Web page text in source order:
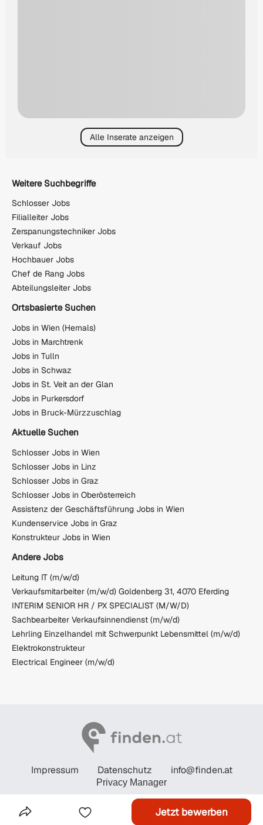
Alle Inserate anzeigen
Weitere Suchbegriffe
Schlosser Jobs
Filialleiter Jobs
Zerspanungstechniker Jobs
Verkauf Jobs
Hochbauer Jobs
Chef de Rang Jobs
Abteilungsleiter Jobs
Ortsbasierte Suchen
Jobs in Wien (Hernals)
Jobs in Marchtrenk
Jobs in Tulln
Jobs in Schwaz
Jobs in St. Veit an der Glan
Jobs in Purkersdorf
Jobs in Bruck-Mürzzuschlag
Aktuelle Suchen
Schlosser Jobs in Wien
Schlosser Jobs in Linz
Schlosser Jobs in Graz
Schlosser Jobs in Oberösterreich
Assistenz der Geschäftsführung Jobs in Wien
Kundenservice Jobs in Graz
Konstrukteur Jobs in Wien
Andere Jobs
Leitung IT (m/w/d)
Verkaufsmitarbeiter (m/w/d) Goldenberg 31, 4070 Eferding
INTERIM SENIOR HR / PX SPECIALIST (M/W/D)
Sachbearbeiter Verkaufsinnendienst (m/w/d)
Lehrling Einzelhandel mit Schwerpunkt Lebensmittel (m/w/d)
Elektrokonstrukteur
Electrical Engineer (m/w/d)
Das Inserat Teilen Jetzt bewerben
Impressum Datenschutz info@finden.at
Privacy Manager
© STANDARD Verlagsgesellschaft m.b.H. 2026